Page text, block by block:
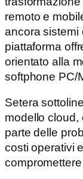
remoto e
ancora sistemi
piattaforma
orientato alla
softphone PC/
Setera
modello cloud,
parte delle
costi operativi